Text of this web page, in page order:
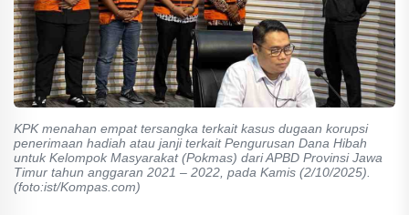
KPK menahan empat tersangka terkait kasus dugaan korupsi
penerimaan hadiah atau janji terkait Pengurusan Dana Hibah
untuk Kelompok Masyarakat (Pokmas) dari APBD Provinsi Jawa
Timur tahun anggaran 2021 – 2022, pada Kamis (2/10/2025).
(foto:ist/Kompas.com)